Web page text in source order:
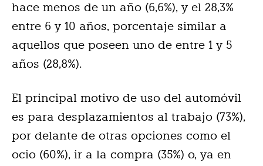
hace menos de un año (6,6%), y el 28,3%
entre 6 y 10 años, porcentaje similar a
aquellos que poseen uno de entre 1 y 5
años (28,8%).
El principal motivo de uso del automóvil
es para desplazamientos al trabajo (73%),
por delante de otras opciones como el
ocio (60%), ir a la compra (35%) o, ya en